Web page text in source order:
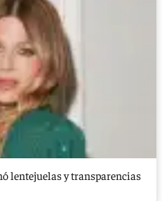
lentejuelas y transparencias